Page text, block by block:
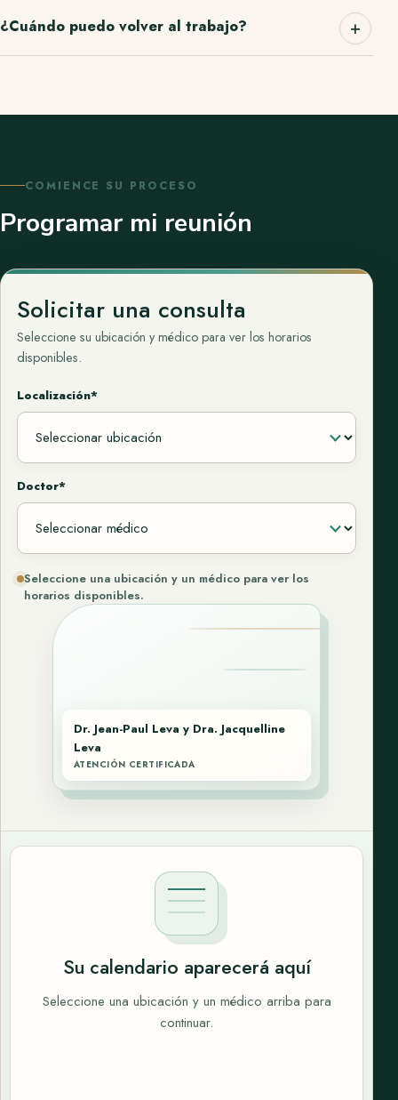
¿Cuándo puedo volver al trabajo?
COMIENCE SU PROCESO
Programar mi reunión
Dr. Jean-Paul Leva y Dra. Jacquelline
Leva
ATENCIÓN CERTIFICADA
Solicitar una consulta
Seleccione su ubicación y médico para ver los horarios
disponibles.
Localización*
Doctor*
Seleccione una ubicación y un médico para ver los
horarios disponibles.
Su calendario aparecerá aquí
Seleccione una ubicación y un médico arriba para
continuar.